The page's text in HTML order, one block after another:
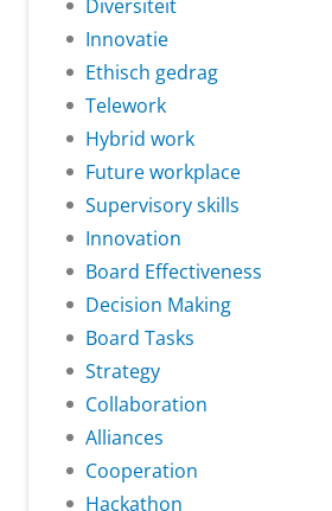
Diversiteit
Innovatie
Ethisch gedrag
Telework
Hybrid work
Future workplace
Supervisory skills
Innovation
Board Effectiveness
Decision Making
Board Tasks
Strategy
Collaboration
Alliances
Cooperation
Hackathon